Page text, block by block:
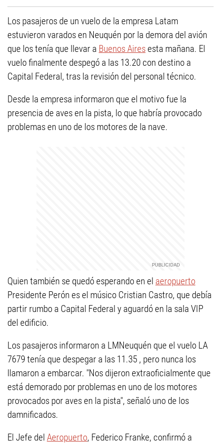
Los pasajeros de un vuelo de la empresa Latam
estuvieron varados en Neuquén por la demora del avión
que los tenía que llevar a Buenos Airesesta mañana. El
vuelo finalmente despegó a las 13.20 con destino a
Capital Federal, tras la revisión del personal técnico.
Desde la empresa informaron que el motivo fue la
presencia de aves en la pista, lo que habría provocado
problemas en uno de los motores de la nave.
Quien también se quedó esperando en el aeropuerto
Presidente Perón es el músico Cristian Castro, que debía
partir rumbo a Capital Federal y aguardó en la sala VIP
del edificio.
Los pasajeros informaron a LMNeuquén que el vuelo LA
7679 tenía que despegar a las 11.35 , pero nunca los
llamaron a embarcar. "Nos dijeron extraoficialmente que
está demorado por problemas en uno de los motores
provocados por aves en la pista", señaló uno de los
damnificados.
El Jefe del Aeropuerto, Federico Franke, confirmó a